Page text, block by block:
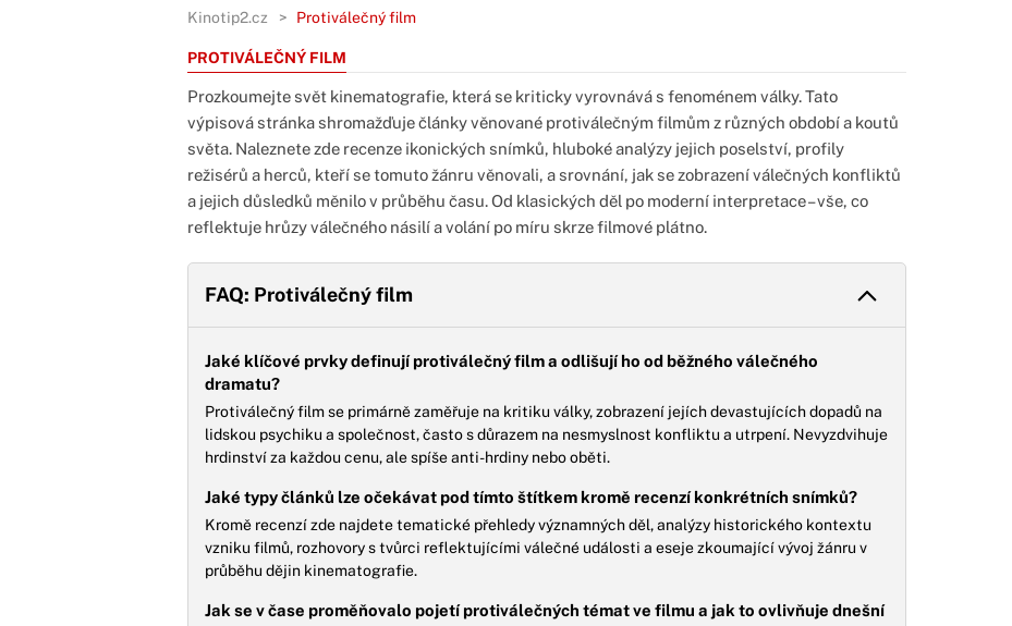
Kinotip2.cz Protiválečný film
PROTIVÁLEČNÝ FILM
Prozkoumejte svět kinematografie, která se kriticky vyrovnává s fenoménem války. Tato
výpisová stránka shromažďuje články věnované protiválečným filmům z různých období a koutů
světa. Naleznete zde recenze ikonických snímků, hluboké analýzy jejich poselství, profily
režisérů a herců, kteří se tomuto žánru věnovali, a srovnání, jak se zobrazení válečných konfliktů
a jejich důsledků měnilo v průběhu času. Od klasických děl po moderní interpretace – vše, co
reflektuje hrůzy válečného násilí a volání po míru skrze filmové plátno.
FAQ: Protiválečný film
Jaké klíčové prvky definují protiválečný film a odlišují ho od běžného válečného
dramatu?
Protiválečný film se primárně zaměřuje na kritiku války, zobrazení jejích devastujících dopadů na
lidskou psychiku a společnost, často s důrazem na nesmyslnost konfliktu a utrpení. Nevyzdvihuje
hrdinství za každou cenu, ale spíše anti-hrdiny nebo oběti.
Jaké typy článků lze očekávat pod tímto štítkem kromě recenzí konkrétních snímků?
Kromě recenzí zde najdete tematické přehledy významných děl, analýzy historického kontextu
vzniku filmů, rozhovory s tvůrci reflektujícími válečné události a eseje zkoumající vývoj žánru v
průběhu dějin kinematografie.
Jak se v čase proměňovalo pojetí protiválečných témat ve filmu a jak to ovlivňuje dnešní